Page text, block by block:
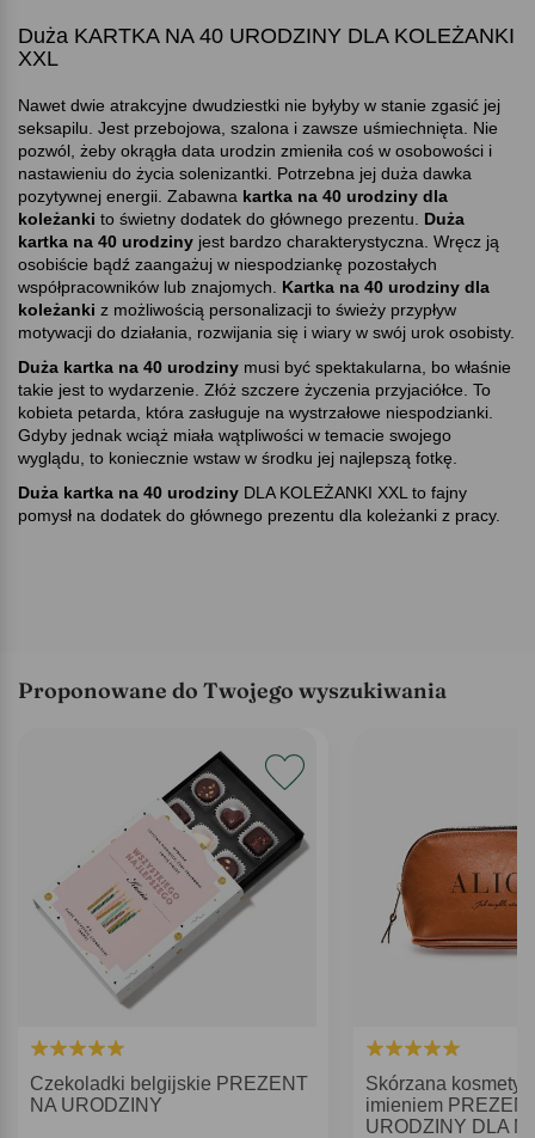
Duża KARTKA NA 40 URODZINY DLA KOLEŻANKI
XXL
Nawet dwie atrakcyjne dwudziestki nie byłyby w stanie zgasić jej
seksapilu. Jest przebojowa, szalona i zawsze uśmiechnięta. Nie
pozwól, żeby okrągła data urodzin zmieniła coś w osobowości i
nastawieniu do życia solenizantki. Potrzebna jej duża dawka
pozytywnej energii. Zabawna kartka na 40 urodziny dla
koleżanki to świetny dodatek do głównego prezentu. Duża
kartka na 40 urodziny jest bardzo charakterystyczna. Wręcz ją
osobiście bądź zaangażuj w niespodziankę pozostałych
współpracowników lub znajomych. Kartka na 40 urodziny dla
koleżanki z możliwością personalizacji to świeży przypływ
motywacji do działania, rozwijania się i wiary w swój urok osobisty.
Duża kartka na 40 urodziny musi być spektakularna, bo właśnie
takie jest to wydarzenie. Złóż szczere życzenia przyjaciółce. To
kobieta petarda, która zasługuje na wystrzałowe niespodzianki.
Gdyby jednak wciąż miała wątpliwości w temacie swojego
wyglądu, to koniecznie wstaw w środku jej najlepszą fotkę.
Duża kartka na 40 urodziny DLA KOLEŻANKI XXL to fajny
pomysł na dodatek do głównego prezentu dla koleżanki z pracy.
Proponowane do Twojego wyszukiwania
Czekoladki belgijskie PREZENT
NA URODZINY
Skórzana
imieniem
URODZINY DLA